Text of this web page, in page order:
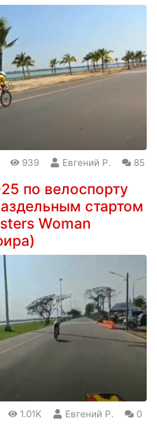
939 Евгений Р. 85
по велоспорту
стартом
Woman
1.01K Евгений Р. 0